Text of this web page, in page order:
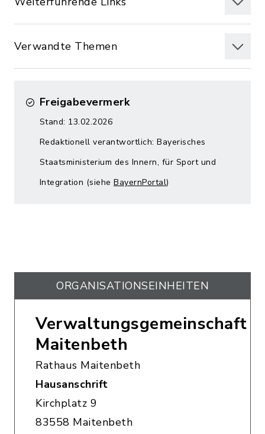
Verwandte Themen
Freigabevermerk
Stand: 13.02.2026
Redaktionell verantwortlich: Bayerisches
Staatsministerium des Innern, für Sport und
Integration (siehe BayernPortal)
ORGANISATIONS­EINHEITEN
Verwaltungsgemeinschaft
Maitenbeth
Rathaus Maitenbeth
Hausanschrift
Kirchplatz 9
83558 Maitenbeth